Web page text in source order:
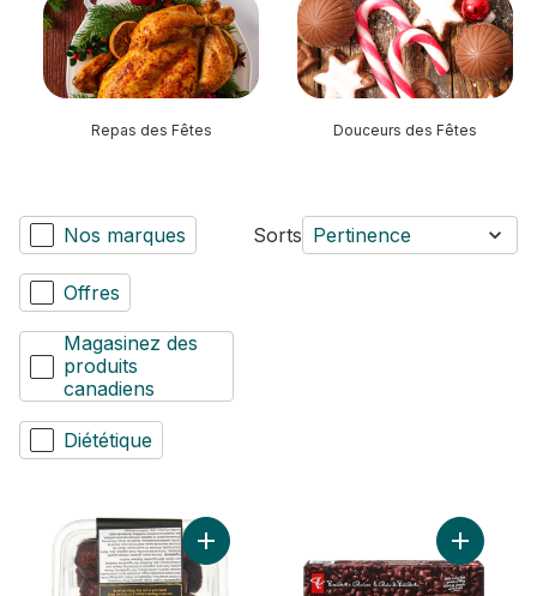
Repas des Fêtes Douceurs des Fêtes
Nos marques
Offres
Magasinez des
produits
canadiens
Diététique
Sorts Pertinence
Ajouter Mini brownies au panier Ajouter